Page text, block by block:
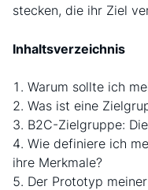
stecken, die ihr Ziel
Inhaltsverzeichnis
Warum sollte ich
Was ist eine
B2C-Zielgruppe:
Wie definiere ich
ihre Merkmale?
Der Prototyp